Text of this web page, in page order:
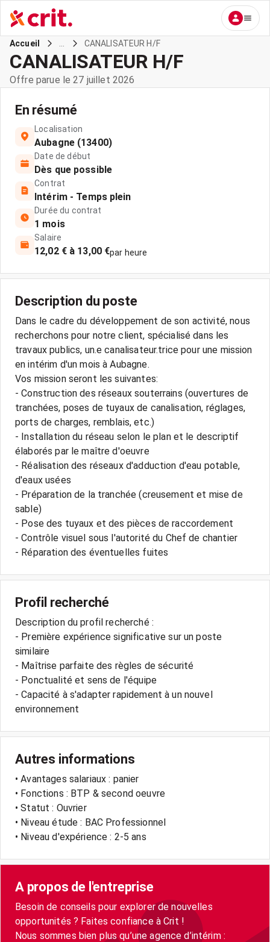
Accueil CANALISATEUR H/F
CANALISATEUR H/F
Offre parue le 27 juillet 2026
En résumé
Localisation
Aubagne (13400)
Date de début
Dès que possible
Contrat
Intérim - Temps plein
Durée du contrat
1 mois
Salaire
12,02 € à 13,00 €par heure
Description du poste
Dans le cadre du développement de son activité, nous
recherchons pour notre client, spécialisé dans les
travaux publics, un.e canalisateur.trice pour une mission
en intérim d'un mois à Aubagne.
Vos mission seront les suivantes:
- Construction des réseaux souterrains (ouvertures de
tranchées, poses de tuyaux de canalisation, réglages,
ports de charges, remblais, etc.)
- Installation du réseau selon le plan et le descriptif
élaborés par le maître d'oeuvre
- Réalisation des réseaux d'adduction d'eau potable,
d'eaux usées
- Préparation de la tranchée (creusement et mise de
sable)
- Pose des tuyaux et des pièces de raccordement
- Contrôle visuel sous l'autorité du Chef de chantier
Profil recherché
Description du profil recherché :
- Première expérience significative sur un poste
similaire
- Maîtrise parfaite des règles de sécurité
- Ponctualité et sens de l'équipe
- Capacité à s'adapter rapidement à un nouvel
environnement
Autres informations
• Avantages salariaux : panier
• Fonctions : BTP & second oeuvre
• Statut : Ouvrier
• Niveau étude : BAC Professionnel
• Niveau d'expérience : 2-5 ans
A propos de l'entreprise
Besoin de conseils pour explorer de nouvelles
opportunités ? Faites confiance à Crit !
Nous sommes bien plus qu’une agence d’intérim :